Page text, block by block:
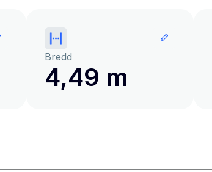
Bredd
4,49 m